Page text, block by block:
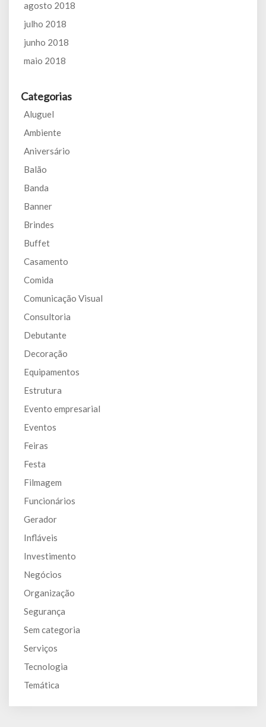
agosto 2018
julho 2018
junho 2018
maio 2018
Categorias
Aluguel
Ambiente
Aniversário
Balão
Banda
Banner
Brindes
Buffet
Casamento
Comida
Comunicação Visual
Consultoria
Debutante
Decoração
Equipamentos
Estrutura
Evento empresarial
Eventos
Feiras
Festa
Filmagem
Funcionários
Gerador
Infláveis
Investimento
Negócios
Organização
Segurança
Sem categoria
Serviços
Tecnologia
Temática